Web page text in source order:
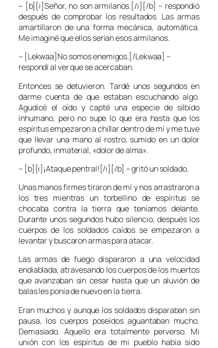
– [b][i]Señor, no son armilanos.[/i][/b] – respondió
después de comprobar los resultados. Las armas
amartillaron de una forma mecánica, automática.
Me imaginé que ellos serían esos armilanos.
– [Lekwaa]No somos enemigos.[/Lekwaa] –
respondí al ver que se acercaban.
Entonces se detuvieron. Tardé unos segundos en
darme cuenta de que estaban escuchando algo.
Agudicé el oído y capté una especie de silbido
inhumano, pero no supe lo que era hasta que los
espíritus empezaron a chillar dentro de mí y me tuve
que llevar una mano al rostro, sumido en un dolor
profundo, inmaterial, «dolor de alma».
– [b][i]¡Ataque pentral![/i][/b] – gritó un soldado.
Unas manos firmes tiraron de mí y nos arrastraron a
los tres mientras un torbellino de espíritus se
chocaba contra la tierra que teníamos delante.
Durante unos segundos hubo silencio, después los
cuerpos de los soldados caídos se empezaron a
levantar y buscaron armas para atacar.
Las armas de fuego dispararon a una velocidad
endiablada, atravesando los cuerpos de los muertos
que avanzaban sin cesar hasta que un aluvión de
balas les ponía de nuevo en la tierra.
Eran muchos y aunque los soldados disparaban sin
pausa, los cuerpos poseídos aguantaban mucho.
Demasiado. Aquello era totalmente perverso. Mi
unión con los espíritus de mi pueblo había sido